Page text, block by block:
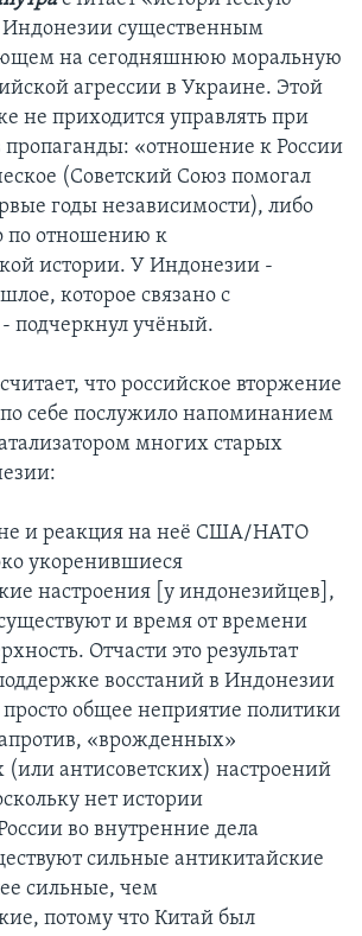
Индонезии существенным
на сегодняшнюю моральную
агрессии в Украине. Этой
не приходится управлять при
«отношение к России
(Советский Союз помогал
годы независимости), либо
по отношению к
истории. У Индонезии -
которое связано с
подчеркнул учёный.
что российское вторжение
себе послужило напоминанием
многих старых
и реакция на неё США/НАТО
укоренившиеся
настроения [у индонезийцев],
и время от времени
Отчасти это результат
восстаний в Индонезии
просто общее неприятие политики
«врожденных»
(или антисоветских) настроений
нет истории
во внутренние дела
сильные антикитайские
сильные, чем
потому что Китай был